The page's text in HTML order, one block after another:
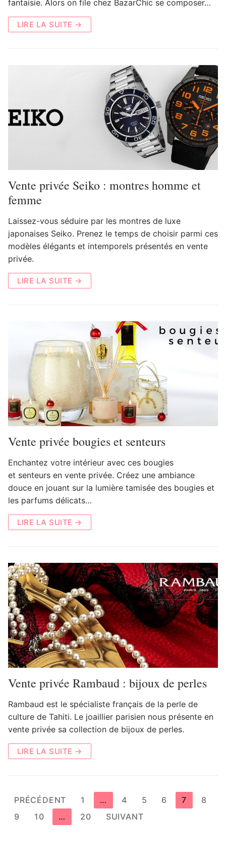
fantaisie. Alors on file chez BazarChic se composer…
LIRE LA SUITE →
Vente privée Seiko : montres homme et
femme
Laissez-vous séduire par les montres de luxe
japonaises Seiko. Prenez le temps de choisir parmi ces
modèles élégants et intemporels présentés en vente
privée.
LIRE LA SUITE →
Vente privée bougies et senteurs
Enchantez votre intérieur avec ces bougies
et senteurs en vente privée. Créez une ambiance
douce en jouant sur la lumière tamisée des bougies et
les parfums délicats…
LIRE LA SUITE →
Vente privée Rambaud : bijoux de perles
Rambaud est le spécialiste français de la perle de
culture de Tahiti. Le joaillier parisien nous présente en
vente privée sa collection de bijoux de perles.
LIRE LA SUITE →
Pagination
des
publications
PRÉCÉDENT 1 … 4 5 6 7
8
9
10 … 20 SUIVANT